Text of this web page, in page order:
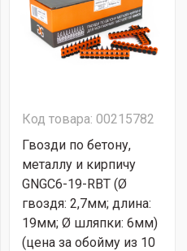
Код товара: 00215782
Гвозди по бетону,
металлу и кирпичу
GNGC6-19-RBT (Ø
гвоздя: 2,7мм; длина:
19мм; Ø шляпки: 6мм)
(цена за обойму из 10